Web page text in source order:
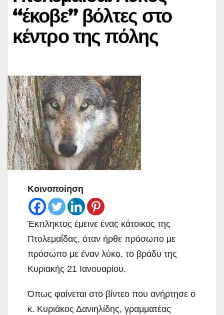
“έκοβε” βόλτες στο
κέντρο της πόλης
Κοινοποίηση
Έκπληκτος έμεινε ένας κάτοικος της
Πτολεμαΐδας, όταν ήρθε πρόσωπο με
πρόσωπο με έναν λύκο, το βράδυ της
Κυριακής 21 Ιανουαρίου.
Όπως φαίνεται στο βίντεο που ανήρτησε ο
κ. Κυριάκος Δανιηλίδης, γραμματέας